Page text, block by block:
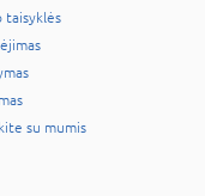
taisyklės
su mumis